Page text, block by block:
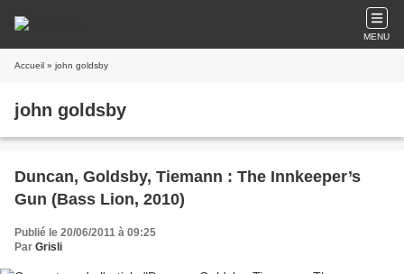
MENU
Accueil » john goldsby
john goldsby
Duncan, Goldsby, Tiemann : The Innkeeper’s
Gun (Bass Lion, 2010)
Publié le 20/06/2011 à 09:25
Par Grisli